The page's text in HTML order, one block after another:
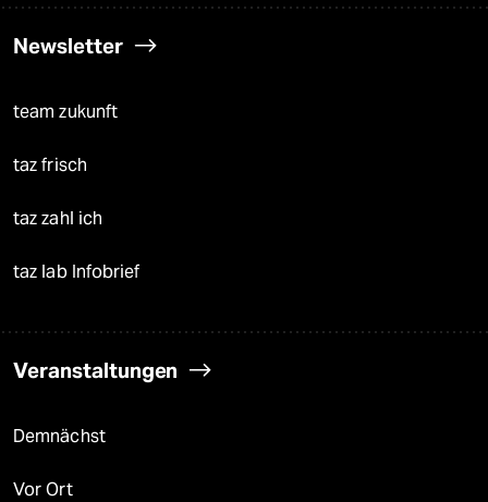
Newsletter
team zukunft
taz frisch
taz zahl ich
taz lab Infobrief
Veranstaltungen
Demnächst
Vor Ort